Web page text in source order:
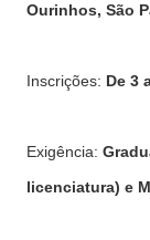
Ourinhos, São
Inscrições: De 3
Exigência:
licenciatura) e